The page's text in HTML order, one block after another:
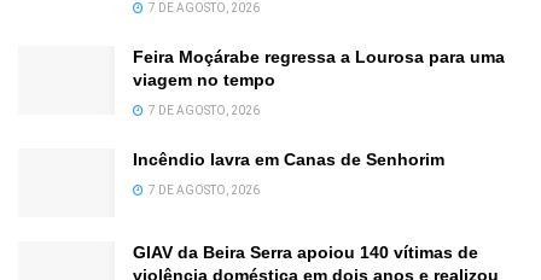
7 DE AGOSTO, 2026
Feira Moçárabe regressa a Lourosa para uma
viagem no tempo
7 DE AGOSTO, 2026
Incêndio lavra em Canas de Senhorim
7 DE AGOSTO, 2026
GIAV da Beira Serra apoiou 140 vítimas de
violência doméstica em dois anos e realizou